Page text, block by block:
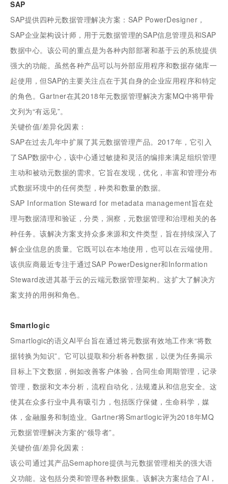
SAP
SAP提供四种元数据管理解决方案：SAP PowerDesigner，
SAP企业架构设计师，用于元数据管理的SAP信息管理员和SAP
数据中心。该公司的重点是为各种内部部署和基于云的系统提供
强大的功能。虽然各种产品可以与外部应用程序和数据存储库一
起使用，但SAP的主要关注点在于其自身的企业应用程序和特定
的角色。Gartner在其2018年元数据管理解决方案MQ中将甲骨
文列为“有远见”。
关键价值/差异化因素：
SAP在过去几年中扩展了其元数据管理产品。2017年，它引入
了SAP数据中心，该中心通过敏捷和灵活的编排来满足组织管理
主动和被动元数据的需求。它旨在发现，优化，丰富和管理分布
式数据环境中的任何类型，种类和数量的数据。
SAP Information Steward for metadata management旨在处
理与数据清理和验证，分类，洞察，元数据管理和治理相关的各
种任务。该解决方案支持众多来源和文件类型，旨在持续深入了
解企业信息的质量。它既可以在本地使用，也可以在云端使用。
该供应商最近专注于通过SAP PowerDesigner和Information
Steward改进其基于云的云端元数据管理架构。这扩大了解决方
案支持的用例和角色。
Smartlogic
Smartlogic的语义AI平台旨在通过将元数据有效地工作来“将数
据转换为知识”。它可以提取和分析各种数据，以便为任务揭示
目标上下文数据，例如改善客户体验，合同生命周期管理，记录
管理，数据和文本分析，流程自动化，法规遵从和信息安全。这
使其在众多行业中具有吸引力，包括医疗保健，生命科学，媒
体，金融服务和制造业。Gartner将Smartlogic评为2018年MQ
元数据管理解决方案的“领导者”。
关键价值/差异化因素：
该公司通过其产品Semaphore提供与元数据管理相关的强大语
义功能。这包括分类和管理各种数据集。该解决方案结合了AI，